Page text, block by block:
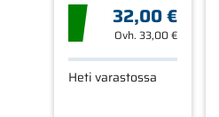
32,00 €
Ovh. 33,00 €
Heti varastossa